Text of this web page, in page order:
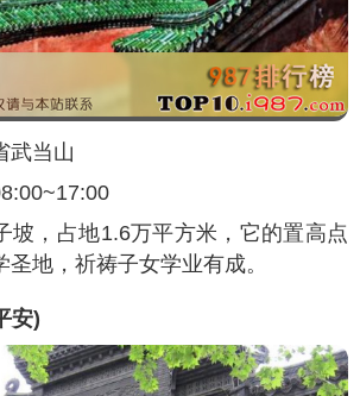
武当山
坡，占地1.6万平方米，它的置高点
地，祈祷子女学业有成。
安)